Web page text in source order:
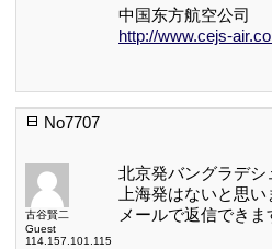
中国东方航空公司
http://www.cejs-
No7707
古谷賢二
Guest
114.157.101.115
北京発バングラデシ
上海発はないと思
メー